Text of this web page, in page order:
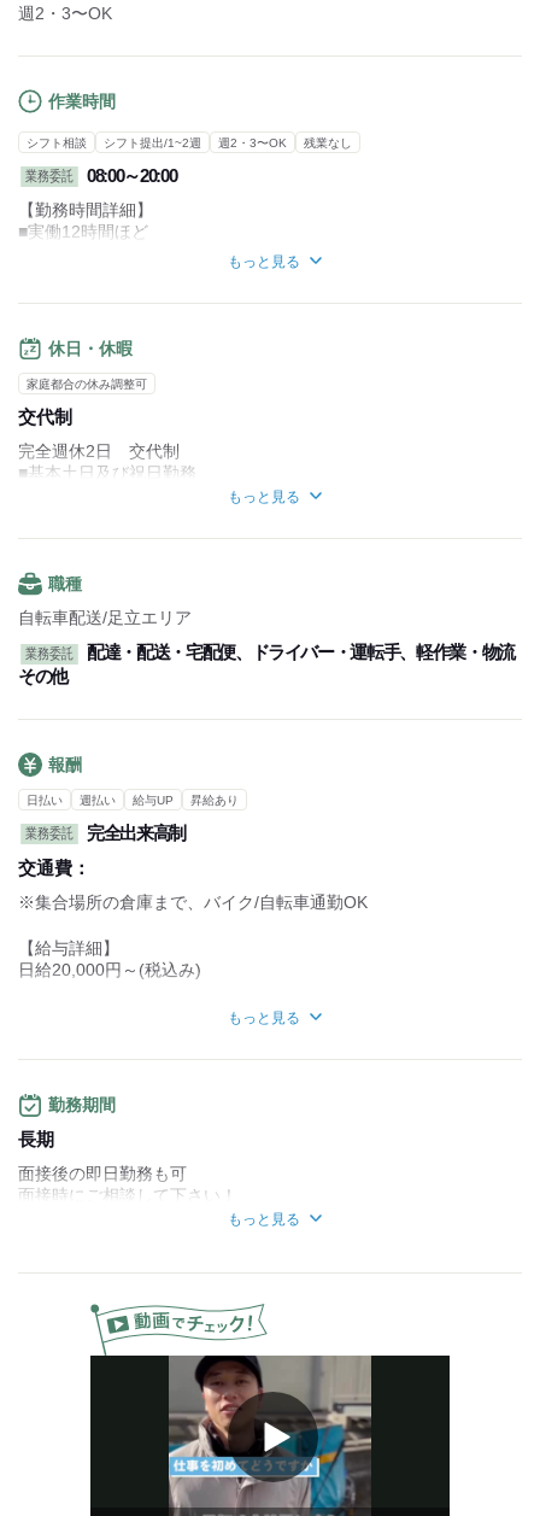
週2・3〜OK
作業時間
シフト相談 シフト提出/1~2週 週2・3〜OK 残業なし
業務委託 08:00～20:00
【勤務時間詳細】
■実働12時間ほど
担当エリアの荷物の積込
↓
配達開始
専用アプリ地図で配達先を確認
↓
配達終了
倉庫・営業所に集合
～働きやすいポイント～
専用アプリから配送先を確認できるので、
配送場所をその都度調べなくてOK
配送エリアに詳しくない方でも安心◎
もっと見る
休日・休暇
家庭都合の休み調整可
交代制
完全週休2日 交代制
■基本土日及び祝日勤務
…LINEでのシフト提出
■有給休暇(半年後付与)
■長期休みあり
もっと見る
職種
自転車配送/足立エリア
業務委託
配達・配送・宅配便、ドライバー・運転手、軽作業・物流
その他
報酬
日払い 週払い 給与UP 昇給あり
業務委託
完全出来高制
交通費：
※集合場所の倉庫まで、バイク/自転車通勤OK
【給与詳細】
日給20,000円～(税込み)
【その他】
■前・日・週払い制度導入
■インセンティブ制度
※昨年度実績あり
※前年度実績による
もっと見る
勤務期間
長期
面接後の即日勤務も可
面接時にご相談して下さい！
他エリアを希望の際は、ご相談お願いいたします
もっと見る
Play
Video